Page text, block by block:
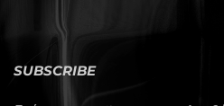
SUBSCRIBE